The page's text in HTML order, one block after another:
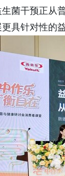
菌干预正从
具针对性的